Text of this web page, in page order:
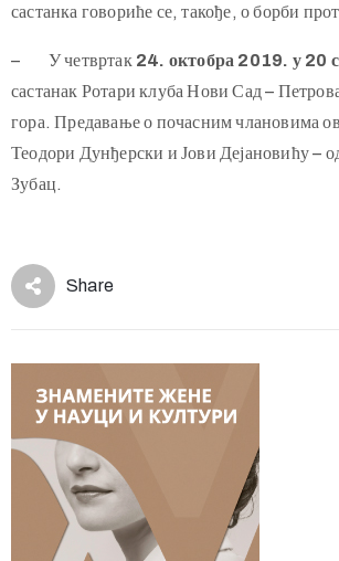
састанка говориће се, такође, о борби
– У четвртак 24. октобра 2019. у 20
састанак Ротари клуба Нови Сад –
гора. Предавање о почасним члановима
Теодори Дунђерски и Јови Дејановићу –
Зубац.
Share